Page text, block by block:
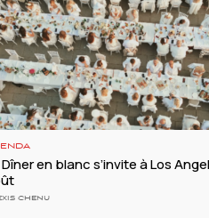
en blanc s’invite à Los
CHENU